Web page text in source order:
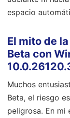
espacio
El mito de
Beta con
Muchos
Beta, el riesgo
peligrosa. En mi